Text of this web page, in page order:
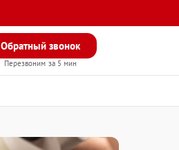
Обратный звонок
Перезвоним за 5 мин